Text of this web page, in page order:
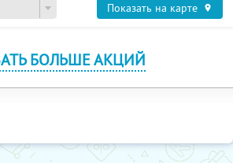
Показать на карте
БОЛЬШЕ АКЦИЙ